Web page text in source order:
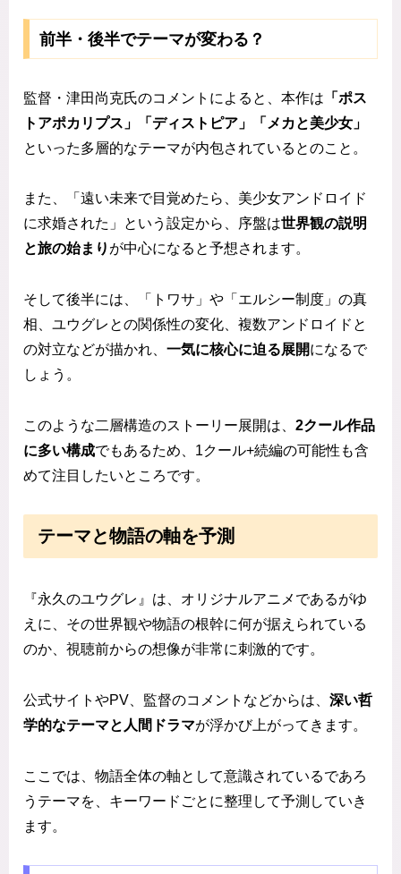
前半・後半でテーマが変わる？
監督・津田尚克氏のコメントによると、本作は 「ポス
トアポカリプス」「ディストピア」「メカと美少女」
といった多層的なテーマが内包されているとのこと。
また、「遠い未来で目覚めたら、美少女アンドロイド
に求婚された」という設定から、序盤は世界観の説明
と旅の始まり が中心になると予想されます。
そして後半には、「トワサ」や「エルシー制度」の真
相、ユウグレとの関係性の変化、複数アンドロイドと
の対立などが描かれ、 一気に核心に迫る展開になるで
しょう。
このような二層構造のストーリー展開は、 2クール作品
に多い構成でもあるため、1クール+続編の可能性も含
めて注目したいところです。
テーマと物語の軸を予測
『永久のユウグレ』は、オリジナルアニメであるがゆ
えに、その世界観や物語の根幹に何が据えられている
のか、視聴前からの想像が非常に刺激的です。
公式サイトやPV、監督のコメントなどからは、 深い哲
学的なテーマと人間ドラマが浮かび上がってきます。
ここでは、物語全体の軸として意識されているであろ
うテーマを、キーワードごとに整理して予測していき
ます。